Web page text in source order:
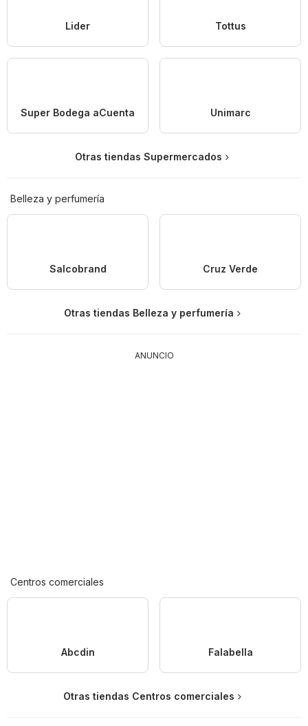
Lider Tottus
Super Bodega aCuenta Unimarc
Otras tiendas Supermercados
Belleza y perfumería
Salcobrand Cruz Verde
Otras tiendas Belleza y perfumería
ANUNCIO
Centros comerciales
Abcdin Falabella
Otras tiendas Centros comerciales